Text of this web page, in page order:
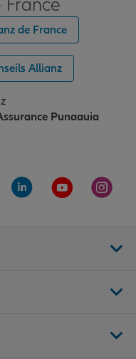
de France
Allianz
Punaauia
Facebook de Allianz
sur la page Twitter de
Aller sur la page
Aller sur la
Aller